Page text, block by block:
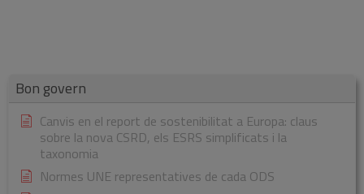
Bon govern
Canvis en el report de sostenibilitat a Europa: claus
sobre la nova CSRD, els ESRS simplificats i la
taxonomia
Normes UNE representatives de cada ODS